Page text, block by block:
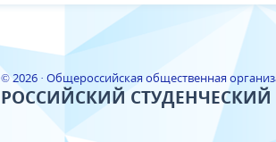
© 2026 · Общероссийская общественная
РОССИЙСКИЙ